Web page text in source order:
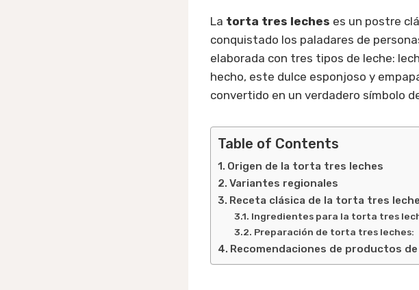
La torta tres leches es un postre
conquistado los paladares de
elaborada con tres tipos de leche:
hecho, este dulce esponjoso y
convertido en un verdadero símbolo
Table of Contents
Origen de la torta tres leches
Variantes regionales
Receta clásica de la torta tres
Ingredientes para la torta tres
Preparación de torta tres leches:
Recomendaciones de productos